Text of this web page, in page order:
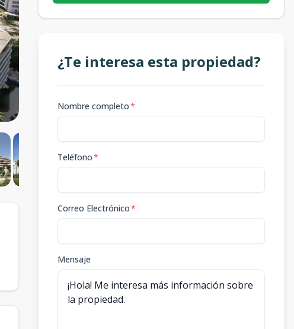
¿Te interesa esta propiedad?
Nombre completo*
Teléfono*
Correo Electrónico*
Mensaje